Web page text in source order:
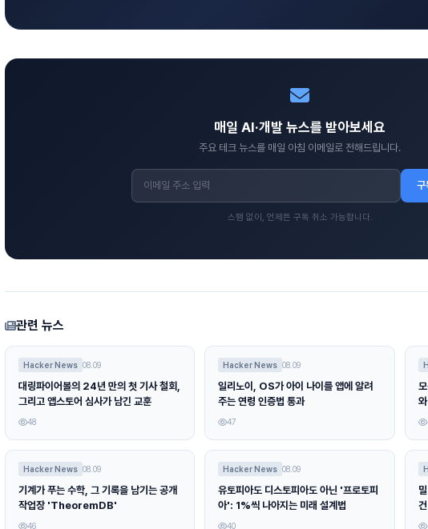
매일 AI·개발 뉴스를 받아보세요
주요 테크 뉴스를 매일 아침 이메일로 전해드립니다.
구
스팸 없이, 언제든 구독 취소 가능합니다.
관련 뉴스
Hacker News 08.09
대링파이어볼의 24년 만의 첫 기사 철회,
그리고 앱스토어 심사가 남긴 교훈
48
Hacker News 08.09
일리노이, OS가 아이 나이를 앱에 알려
주는 연령 인증법 통과
47
Hacker News 08.09
기계가 푸는 수학, 그 기록을 남기는 공개
작업장 'TheoremDB'
46
Hacker News 08.09
유토피아도 디스토피아도 아닌 '프로토피
아': 1%씩 나아지는 미래 설계법
40